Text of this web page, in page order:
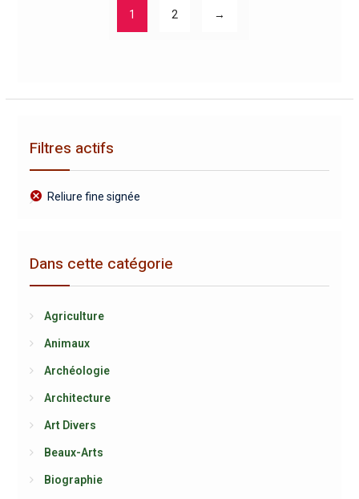
1 2 →
Filtres actifs
Reliure fine signée
Dans cette catégorie
Agriculture
Animaux
Archéologie
Architecture
Art Divers
Beaux-Arts
Biographie